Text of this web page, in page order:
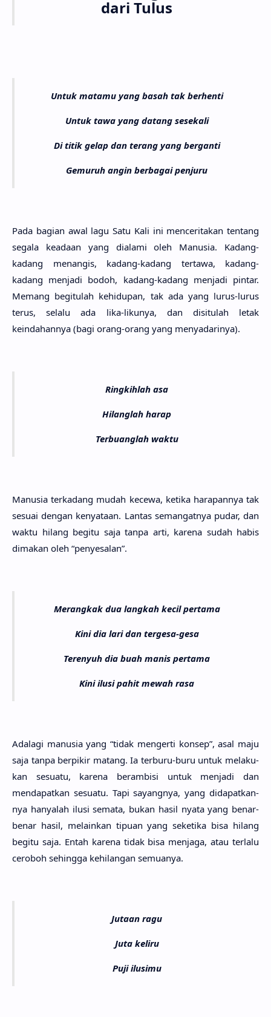
dari Tulus
Untuk matamu yang basah tak berhenti
Untuk tawa yang datang sesekali
Di titik gelap dan terang yang berganti
Gemuruh angin berbagai penjuru
Pada bagi­an awal lagu Satu Kali ini mencerita­kan ten­tang
sega­la keada­an yang diala­mi oleh Manu­sia. Kadang-
kadang mena­ngis, kadang-kadang terta­wa, kadang-
kadang menja­di bodoh, kadang-kadang menja­di pin­tar.
Memang begitu­lah kehidu­pan, tak ada yang lurus-lurus
terus, sela­lu ada lika-liku­nya, dan disitu­lah letak
keindahan­nya (bagi orang-orang yang menyadari­nya).
Ringkihlah asa
Hilanglah harap
Terbuanglah waktu
Manu­sia terka­dang mudah kece­wa, keti­ka harapan­nya tak
sesu­ai dengan kenyata­an. Lan­tas semangat­nya pudar, dan
waktu hilang begi­tu saja tanpa arti, kare­na sudah habis
dima­kan oleh “penyesa­lan”.
Merangkak dua langkah kecil pertama
Kini dia lari dan tergesa-gesa
Terenyuh dia buah manis pertama
Kini ilusi pahit mewah rasa
Adala­gi manu­sia yang “tidak menger­ti kon­sep”, asal maju
saja tanpa berpi­kir matang. Ia terbu­ru-buru untuk melaku­
kan sesua­tu, kare­na berambi­si untuk menja­di dan
mendapat­kan sesua­tu. Tapi sayang­nya, yang didapatkan­
nya hanya­lah ilusi sema­ta, bukan hasil nyata yang benar-
benar hasil, melain­kan tipu­an yang seketi­ka bisa hilang
begi­tu saja. Entah kare­na tidak bisa menja­ga, atau terla­lu
cero­boh sehing­ga kehila­ngan semua­nya.
Jutaan ragu
Juta keliru
Puji ilusimu